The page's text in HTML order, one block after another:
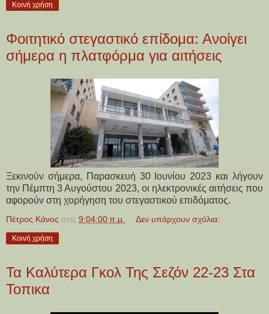
Κοινή χρήση
Φοιτητικό στεγαστικό επίδομα: Ανοίγει
σήμερα η πλατφόρμα για αιτήσεις
Ξεκινούν σήμερα, Παρασκευή 30 Ιουνίου 2023 και λήγουν
την Πέμπτη 3 Αυγούστου 2023, οι ηλεκτρονικές αιτήσεις που
αφορούν στη χορήγηση του στεγαστικού επιδόματος.
Πέτρος Κάνος στις 9:04:00 π.μ. Δεν υπάρχουν σχόλια:
Κοινή χρήση
Τα Καλύτερα Γκολ Της Σεζόν 22-23 Στα
Τοπικα